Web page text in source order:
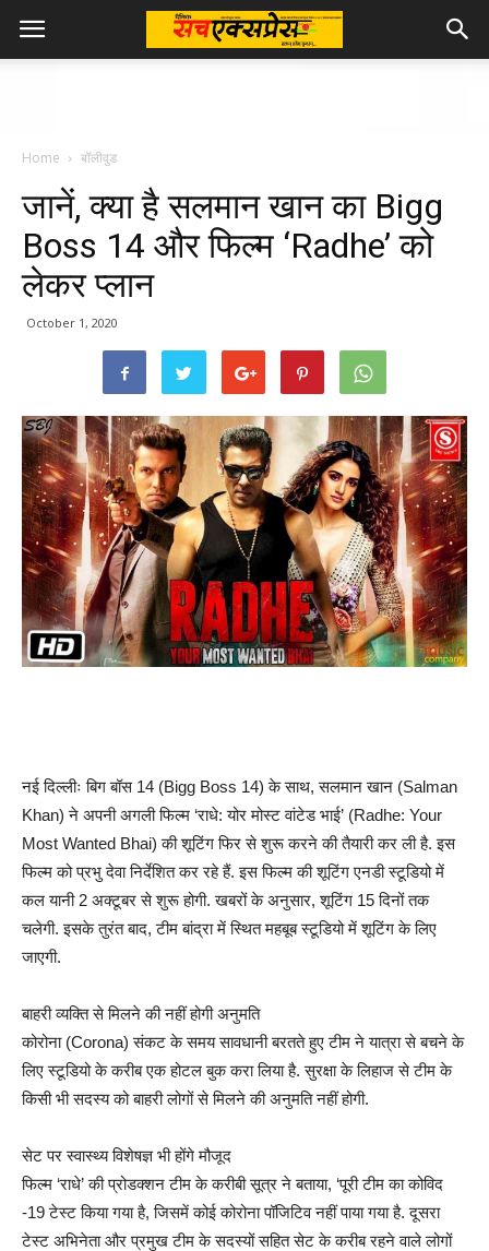
Home बॉलीवुड
जानें, क्या है सलमान खान का Bigg
Boss 14 और फिल्म ‘Radhe’ को
लेकर प्लान
October 1, 2020
नई दिल्लीः बिग बॉस 14 (Bigg Boss 14) के साथ, सलमान खान (Salman
Khan) ने अपनी अगली फिल्म ‘राधे: योर मोस्ट वांटेड भाई’ (Radhe: Your
Most Wanted Bhai) की शूटिंग फिर से शुरू करने की तैयारी कर ली है. इस
फिल्म को प्रभु देवा निर्देशित कर रहे हैं. इस फिल्म की शूटिंग एनडी स्टूडियो में
कल यानी 2 अक्टूबर से शुरू होगी. खबरों के अनुसार, शूटिंग 15 दिनों तक
चलेगी. इसके तुरंत बाद, टीम बांद्रा में स्थित महबूब स्टूडियो में शूटिंग के लिए
जाएगी.
बाहरी व्यक्ति से मिलने की नहीं होगी अनुमति
कोरोना (Corona) संकट के समय सावधानी बरतते हुए टीम ने यात्रा से बचने के
लिए स्टूडियो के करीब एक होटल बुक करा लिया है. सुरक्षा के लिहाज से टीम के
किसी भी सदस्य को बाहरी लोगों से मिलने की अनुमति नहीं होगी.
सेट पर स्वास्थ्य विशेषज्ञ भी होंगे मौजूद
फिल्म ‘राधे’ की प्रोडक्शन टीम के करीबी सूत्र ने बताया, ‘पूरी टीम का कोविद
-19 टेस्ट किया गया है, जिसमें कोई कोरोना पॉजिटिव नहीं पाया गया है. दूसरा
टेस्ट अभिनेता और प्रमुख टीम के सदस्यों सहित सेट के करीब रहने वाले लोगों